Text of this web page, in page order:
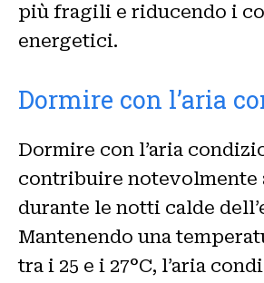
più fragili e riducendo i
energetici.
Dormire con l’aria
Dormire con l’aria
contribuire notevolmente
durante le notti calde
Mantenendo una
tra i 25 e i 27°C, l’aria